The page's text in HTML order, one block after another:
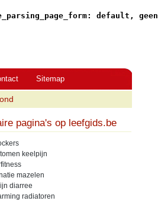
default, geen
Sitemap
pagina's op leefgids.be
keelpijn
mazelen
diarree
radiatoren